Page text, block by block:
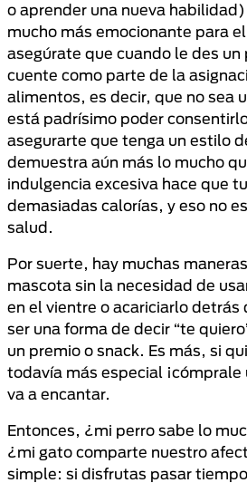
o aprender una nueva
mucho más emocionante para
asegúrate que cuando le des un
cuente como parte de la
alimentos, es decir, que no sea
está padrísimo poder
asegurarte que tenga un estilo
demuestra aún más lo mucho
indulgencia excesiva hace que
demasiadas calorías, y eso no
salud.
Por suerte, hay muchas
mascota sin la necesidad de
en el vientre o acariciarlo detrás
ser una forma de decir “te
un premio o snack. Es más, si
todavía más especial ¡cómprale
va a encantar.
Entonces, ¿mi perro sabe lo
¿mi gato comparte nuestro
simple: si disfrutas pasar